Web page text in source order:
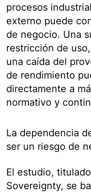
procesos
externo puede
de negocio. Una
restricción de
una caída del
de rendimiento
directamente a
normativo y
La dependencia
ser un riesgo de
El estudio,
Sovereignty, se